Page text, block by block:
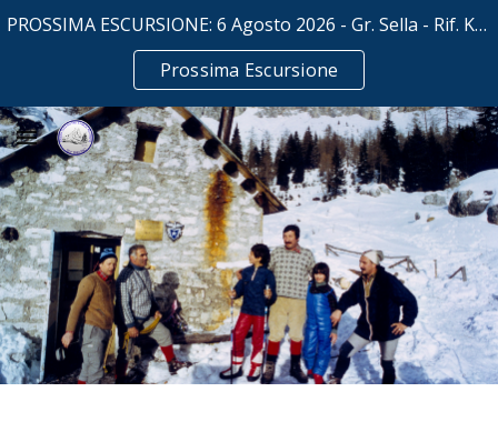
PROSSIMA ESCURSIONE: 6 Agosto 2026 - Gr. Sella - Rif. Kostner mt. 2500
Prossima Escursione